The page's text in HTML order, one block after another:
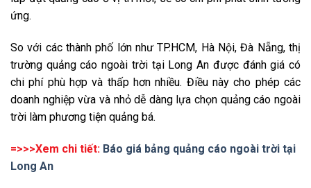
ứng.
So với các thành phố lớn như TP.HCM, Hà Nội, Đà Nẵng, thị
trường quảng cáo ngoài trời tại Long An được đánh giá có
chi phí phù hợp và thấp hơn nhiều. Điều này cho phép các
doanh nghiệp vừa và nhỏ dễ dàng lựa chọn quảng cáo ngoài
trời làm phương tiện quảng bá.
=>>>Xem chi tiết: Báo giá bảng quảng cáo ngoài trời tại
Long An